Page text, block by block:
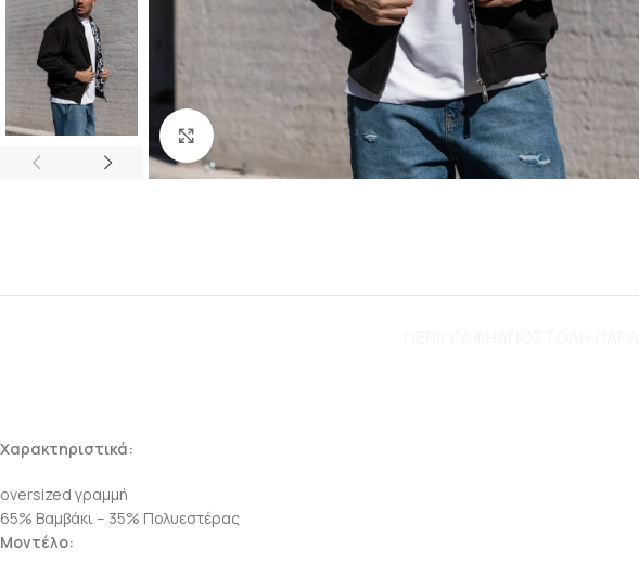
Click to enlarge
Χαρακτηριστικά:
oversized γραμμή
65% Βαμβάκι – 35% Πολυεστέρας
Μοντέλο: